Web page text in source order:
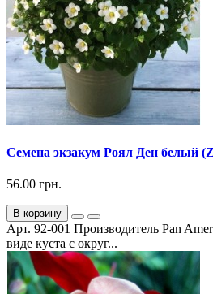
Семена экзакум Роял Ден белый
56.00 грн.
В корзину
Арт. 92-001 Производитель Pan
виде куста с округ...